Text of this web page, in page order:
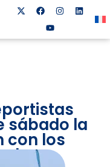
sábado la
con los